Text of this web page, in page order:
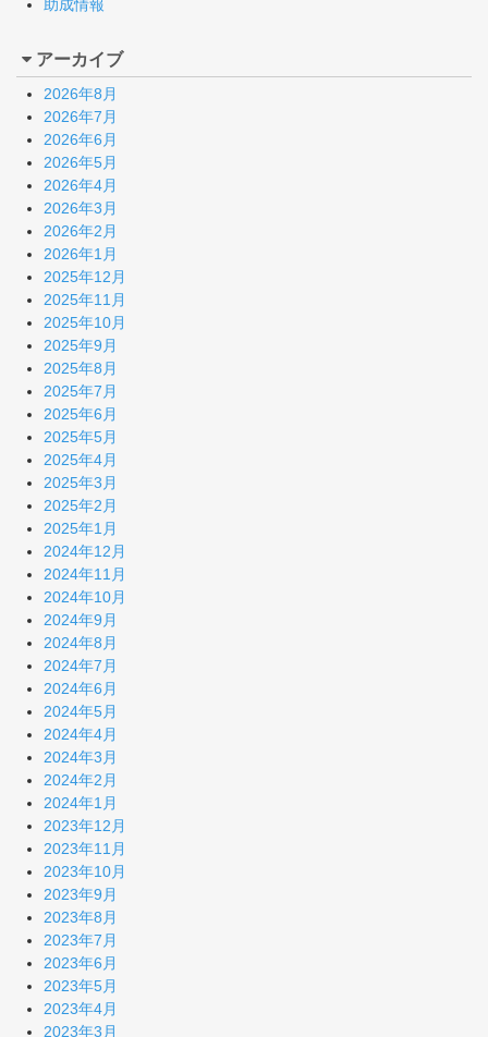
助成情報
アーカイブ
2026年8月
2026年7月
2026年6月
2026年5月
2026年4月
2026年3月
2026年2月
2026年1月
2025年12月
2025年11月
2025年10月
2025年9月
2025年8月
2025年7月
2025年6月
2025年5月
2025年4月
2025年3月
2025年2月
2025年1月
2024年12月
2024年11月
2024年10月
2024年9月
2024年8月
2024年7月
2024年6月
2024年5月
2024年4月
2024年3月
2024年2月
2024年1月
2023年12月
2023年11月
2023年10月
2023年9月
2023年8月
2023年7月
2023年6月
2023年5月
2023年4月
2023年3月